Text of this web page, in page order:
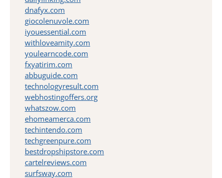
dnafyx.com
giocolenuvole.com
iyouessential.com
withloveamity.com
youlearncode.com
fxyatirim.com
abbuguide.com
technologyresult.com
webhostingoffers.org
whatszow.com
ehomeamerca.com
techintendo.com
techgreenpure.com
bestdropshipstore.com
cartelreviews.com
surfsway.com